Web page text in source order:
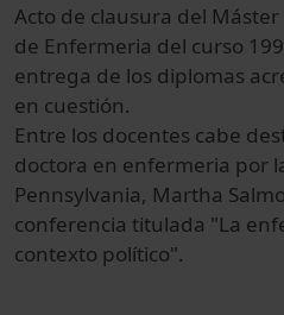
Acto de clausura del
de Enfermeria del curso
entrega de los diplomas
en cuestión.
Entre los docentes cabe
doctora en enfermeria por
Pennsylvania, Martha
conferencia titulada "La
contexto político".